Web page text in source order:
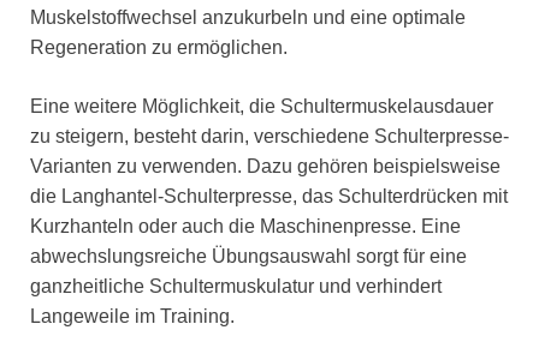
Muskelstoffwechsel anzukurbeln und eine optimale
Regeneration zu ermöglichen.
Eine weitere Möglichkeit, die Schultermuskelausdauer
zu steigern, besteht darin, verschiedene Schulterpresse-
Varianten zu verwenden. Dazu gehören beispielsweise
die Langhantel-Schulterpresse, das Schulterdrücken mit
Kurzhanteln oder auch die Maschinenpresse. Eine
abwechslungsreiche Übungsauswahl sorgt für eine
ganzheitliche Schultermuskulatur und verhindert
Langeweile im Training.